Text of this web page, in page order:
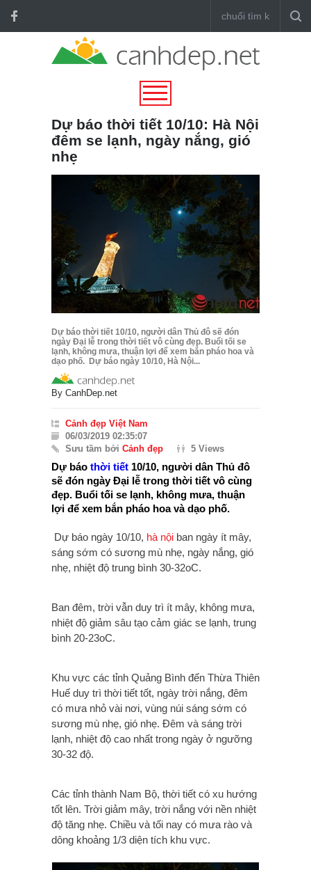
Dự báo thời tiết 10/10: Hà Nội
đêm se lạnh, ngày nắng, gió
nhẹ
Dự báo thời tiết 10/10, người dân Thủ đô sẽ đón
ngày Đại lễ trong thời tiết vô cùng đẹp. Buổi tối se
lạnh, không mưa, thuận lợi để xem bắn pháo hoa và
dạo phố. Dự báo ngày 10/10, Hà Nội...
By CanhDep.net
Cảnh đẹp Việt Nam
06/03/2019 02:35:07
Sưu tầm bởi Cảnh đẹp 5 Views
Dự báo thời tiết 10/10, người dân Thủ đô
sẽ đón ngày Đại lễ trong thời tiết vô cùng
đẹp. Buổi tối se lạnh, không mưa, thuận
lợi để xem bắn pháo hoa và dạo phố.
Dự báo ngày 10/10, hà nội ban ngày ít mây,
sáng sớm có sương mù nhẹ, ngày nắng, gió
nhẹ, nhiệt độ trung bình 30-32oC.
Ban đêm, trời vẫn duy trì ít mây, không mưa,
nhiệt độ giảm sâu tạo cảm giác se lạnh, trung
bình 20-23oC.
Khu vực các tỉnh Quảng Bình đến Thừa Thiên
Huế duy trì thời tiết tốt, ngày trời nắng, đêm
có mưa nhỏ vài nơi, vùng núi sáng sớm có
sương mù nhẹ, gió nhẹ. Đêm và sáng trời
lạnh, nhiệt độ cao nhất trong ngày ở ngưỡng
30-32 độ.
Các tỉnh thành Nam Bộ, thời tiết có xu hướng
tốt lên. Trời giảm mây, trời nắng với nền nhiệt
độ tăng nhẹ. Chiều và tối nay có mưa rào và
dông khoảng 1/3 diện tích khu vực.